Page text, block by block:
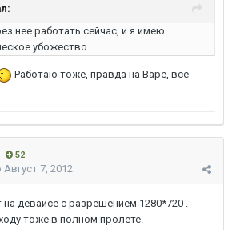
нее работать сейчас, и я имею
убожество
Работаю тоже, правда на Варе, все
52
Август 7, 2012
на девайсе с разрешением 1280*720 .
тоже в полном пролете.